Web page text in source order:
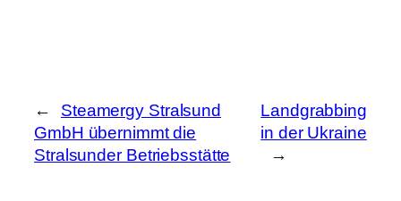
←
Steamergy Stralsund
GmbH übernimmt die
Stralsunder Betriebsstätte
Landgrabbing
in der Ukraine
→